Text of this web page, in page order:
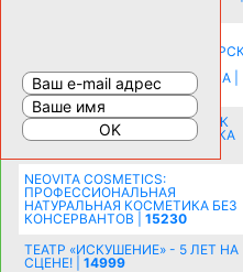
КОМНАТУ: ХИТРЫЕ
РАСШИРЕНИЯ ПРОСТРАНСТВА |
16202
СОБИРАЕМСЯ НА ПРАЗДНИК К
МОЛОДОЖЕНАМ: ПОДГОТОВКА
NEOVITA COSMETICS:
ПРОФЕССИОНАЛЬНАЯ
НАТУРАЛЬНАЯ КОСМЕТИКА БЕЗ
КОНСЕРВАНТОВ | 15230
ТЕАТР «ИСКУШЕНИЕ» - 5 ЛЕТ НА
СЦЕНЕ! | 14999